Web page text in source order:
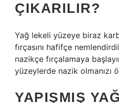
ÇIKARILIR?
Yağ lekeli yüzeye biraz
fırçasını hafifçe
nazikçe fırçalamaya
yüzeylerde nazik olmanızı
YAPIŞMIŞ